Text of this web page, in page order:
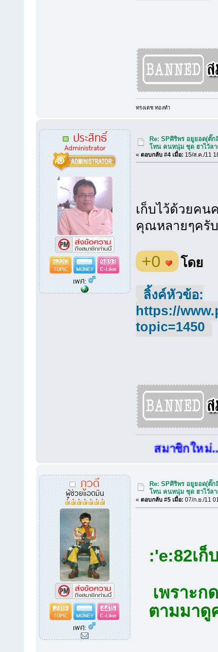
ทรงเดช ทองทำ
ประสิทธิ์
Administrator
6220
9893
เพศ:
Re: SPศิริพร อยูยอด(ตั๊
โทน คนหนุ่ม ชุด ฮาไว้ล
« ตอบกลับ #4 เมื่อ: 15/ส.ค./11
เก็บไว้ด้วยค
คุณหลายๆครับ
+0 โดย
ลิ้งค์หัวข้อ:
https://
topic=1450
สมาชิกใหม่..ก่อน
ภูวดี
ผู้ช่วยแอตมิน
2319
4415
เพศ:
Re: SPศิริพร อยูยอด(ตั๊
โทน คนหนุ่ม ชุด ฮาไว้ล
« ตอบกลับ #5 เมื่อ: 07/ก.ย./11
:'e:82เ
เพราะก
ตามมา